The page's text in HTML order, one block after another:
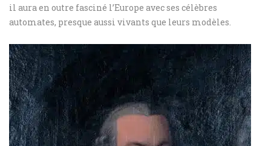
il aura en outre fasciné l’Europe avec ses célèbres
automates, presque aussi vivants que leurs modèles.